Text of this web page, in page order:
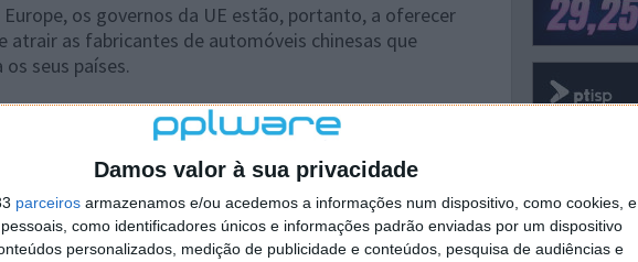
Damos valor à sua privacidade
parceiros armazenamos e/ou acedemos a informações num dispositivo, como cookies, e
como identificadores únicos e informações padrão enviadas por um dispositivo
personalizados, medição de publicidade e conteúdos, pesquisa de audiências e
os governos da UE estão, portanto, a oferecer
atrair as fabricantes de automóveis chinesas que
seus países.
representaram 4% do mercado europeu no ano
segundo a empresa de consultoria AlixPartners.